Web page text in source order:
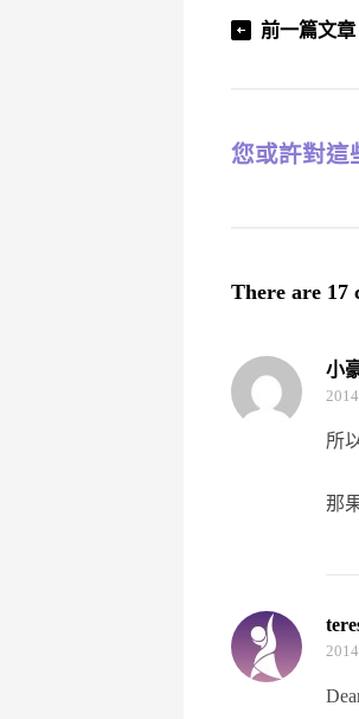
前一篇文章
您或許對這
There are 17
小
所
那